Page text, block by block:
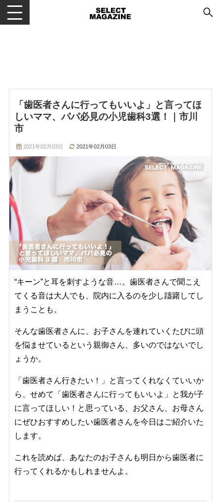
メニューを開閉する
「歯医者さんに行ってもいいよ」と言ってほ
しいママ、パパ必見の小児歯科3選！｜市川
市
2021年02月03日 2021年02月03日
“キーン”と耳を刺すような音…。歯医者さんで聞こえ
てくる音は大人でも、院内に入るのを少し躊躇してし
まうことも。
そんな歯医者さんに、お子さんを連れていくたびに頭
を悩ませているという親御さん、多いのではないでし
ょうか。
「歯医者さん行きたい！」と言ってくれなくていいか
ら、せめて「歯医者さんに行ってもいいよ」と我が子
に言ってほしい！と思っている、お父さん、お母さん
にぜひおすすめしたい歯医者さんを今日はご紹介いた
します。
これを読めば、あなたのお子さんも明日から歯医者に
行ってくれるかもしれませんよ。